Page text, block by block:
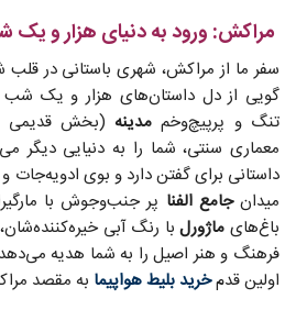
مراکش: ورود به دنیای هزار و
سفر ما از مراکش، شهری باستانی در قلب
گویی از دل داستان‌های هزار و یک شب
تنگ و پرپیچ‌وخم مدینه (بخش قدیمی
معماری سنتی، شما را به دنیایی دیگر
داستانی برای گفتن دارد و بوی ادویه‌جات
میدانجامع الفنا پر جنب‌وجوش با
باغ‌های ماژورلبا رنگ آبی
فرهنگ و هنر اصیل را به شما هدیه می‌دهد.
اولین قدمخرید بلیط هواپیما به مقصد